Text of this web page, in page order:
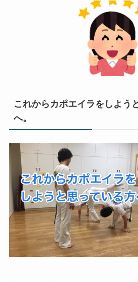
これからカポエイラをしよう
へ。